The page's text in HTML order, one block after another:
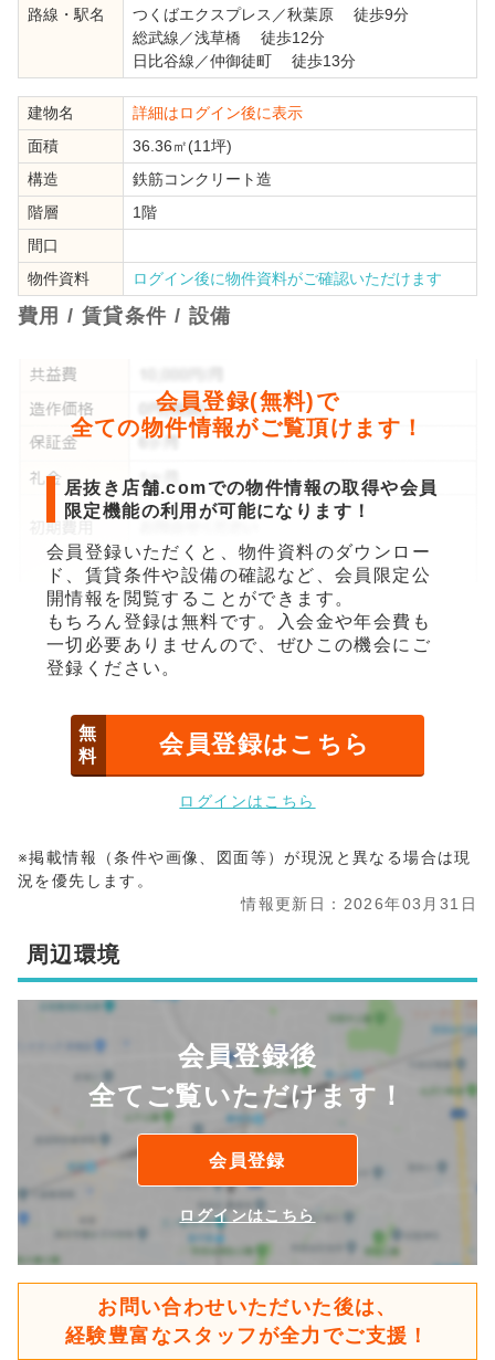
路線・駅名
つくばエクスプレス ／秋葉原 徒歩9分
総武線 ／浅草橋 徒歩12分
日比谷線 ／仲御徒町 徒歩13分
建物名
詳細はログイン後に表示
面積
36.36㎡(11坪)
構造
鉄筋コンクリート造
階層
1階
間口
物件資料
ログイン後に物件資料がご確認いただけます
費用 / 賃貸条件 / 設備
会員登録(無料)で
全ての物件情報がご覧頂けます！
居抜き店舗.comでの物件情報の取得や会員
限定機能の利用が可能になります！
会員登録いただくと、物件資料のダウンロー
ド、賃貸条件や設備の確認など、会員限定公
開情報を閲覧することができます。
もちろん登録は無料です。入会金や年会費も
一切必要ありませんので、ぜひこの機会にご
登録ください。
無
料
会員登録はこちら
ログインはこちら
※掲載情報（条件や画像、図面等）が現況と異なる場合は現
況を優先します。
情報更新日：2026年03月31日
周辺環境
会員登録後
全てご覧いただけます！
会員登録
ログインはこちら
お問い合わせいただいた後は、
経験豊富なスタッフが全力でご支援！